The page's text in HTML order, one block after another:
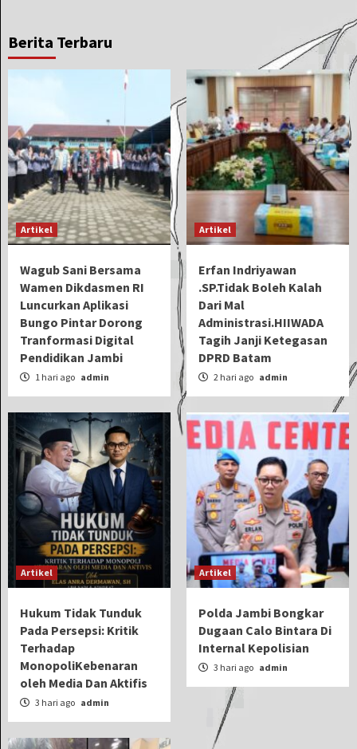
Berita Terbaru
Artikel
Wagub Sani Bersama
Wamen Dikdasmen RI
Luncurkan Aplikasi
Bungo Pintar Dorong
Tranformasi Digital
Pendidikan Jambi
1 hari ago admin
Artikel
Erfan Indriyawan
.SP.Tidak Boleh Kalah
Dari Mal
Administrasi.HIIWADA
Tagih Janji Ketegasan
DPRD Batam
2 hari ago admin
Artikel
Hukum Tidak Tunduk
Pada Persepsi: Kritik
Terhadap
MonopoliKebenaran
oleh Media Dan Aktifis
3 hari ago admin
Artikel
Polda Jambi Bongkar
Dugaan Calo Bintara Di
Internal Kepolisian
3 hari ago admin